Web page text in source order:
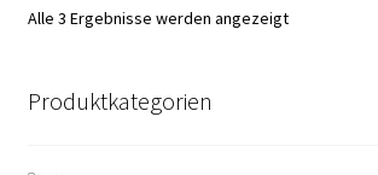
Alle 3 Ergebnisse werden angezeigt
Produktkategorien